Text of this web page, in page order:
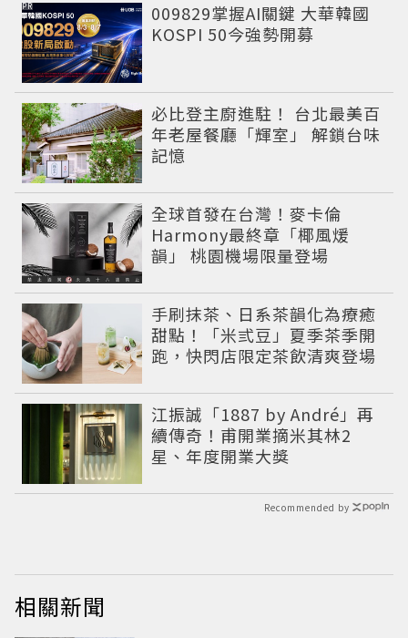
009829掌握AI關鍵 大華韓國
KOSPI 50今強勢開募
PR
必比登主廚進駐！ 台北最美百
年老屋餐廳「輝室」 解鎖台味
記憶
全球首發在台灣！麥卡倫
Harmony最終章「椰風煖
韻」 桃園機場限量登場
手刷抹茶、日系茶韻化為療癒
甜點！「米弎豆」夏季茶季開
跑，快閃店限定茶飲清爽登場
江振誠「1887 by André」再
續傳奇！甫開業摘米其林2
星、年度開業大獎
Recommended by
相關新聞